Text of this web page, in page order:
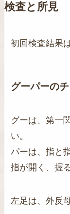
検査と所見
初回検査結果
グーパーの
グーは、第一
い。
パーは、指と
指が開く、握
左足は、外反